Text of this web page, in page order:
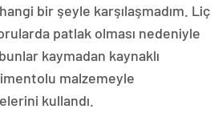
bir şeyle karşılaşmadım. Liç
patlak olması nedeniyle
kaymadan kaynaklı
malzemeyle
kullandı.